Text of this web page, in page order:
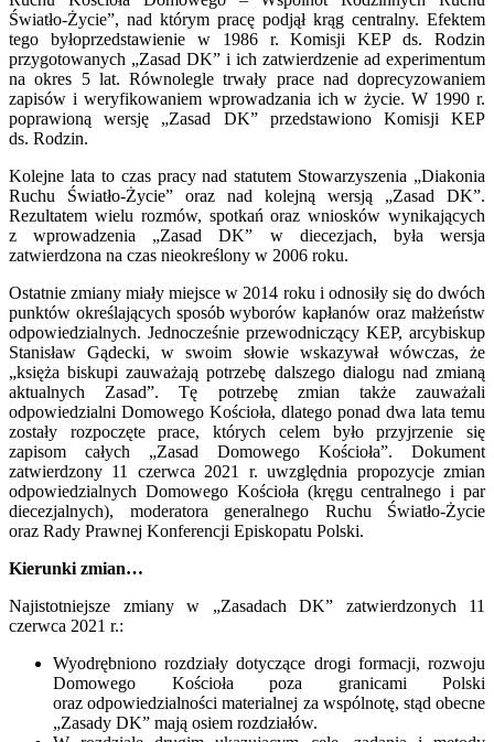
Światło-Życie”, nad którym pracę podjął krąg centralny. Efektem
tego byłoprzedstawienie w 1986 r. Komisji KEP ds. Rodzin
przygotowanych „Zasad DK” i ich zatwierdzenie ad experimentum
na okres 5 lat. Równolegle trwały prace nad doprecyzowaniem
zapisów i weryfikowaniem wprowadzania ich w życie. W 1990 r.
poprawioną wersję „Zasad DK” przedstawiono Komisji KEP
ds. Rodzin.
Kolejne lata to czas pracy nad statutem Stowarzyszenia „Diakonia
Ruchu Światło-Życie” oraz nad kolejną wersją „Zasad DK”.
Rezultatem wielu rozmów, spotkań oraz wniosków wynikających
z wprowadzenia „Zasad DK” w diecezjach, była wersja
zatwierdzona na czas nieokreślony w 2006 roku.
Ostatnie zmiany miały miejsce w 2014 roku i odnosiły się do dwóch
punktów określających sposób wyborów kapłanów oraz małżeństw
odpowiedzialnych. Jednocześnie przewodniczący KEP, arcybiskup
Stanisław Gądecki, w swoim słowie wskazywał wówczas, że
„księża biskupi zauważają potrzebę dalszego dialogu nad zmianą
aktualnych Zasad”. Tę potrzebę zmian także zauważali
odpowiedzialni Domowego Kościoła, dlatego ponad dwa lata temu
zostały rozpoczęte prace, których celem było przyjrzenie się
zapisom całych „Zasad Domowego Kościoła”. Dokument
zatwierdzony 11 czerwca 2021 r. uwzględnia propozycje zmian
odpowiedzialnych Domowego Kościoła (kręgu centralnego i par
diecezjalnych), moderatora generalnego Ruchu Światło-Życie
oraz Rady Prawnej Konferencji Episkopatu Polski.
Kierunki zmian…
Najistotniejsze zmiany w „Zasadach DK” zatwierdzonych 11
czerwca 2021 r.:
Wyodrębniono rozdziały dotyczące drogi formacji, rozwoju
Domowego Kościoła poza granicami Polski
oraz odpowiedzialności materialnej za wspólnotę, stąd obecne
„Zasady DK” mają osiem rozdziałów.